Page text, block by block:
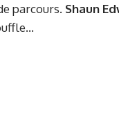
parcours. Shaun